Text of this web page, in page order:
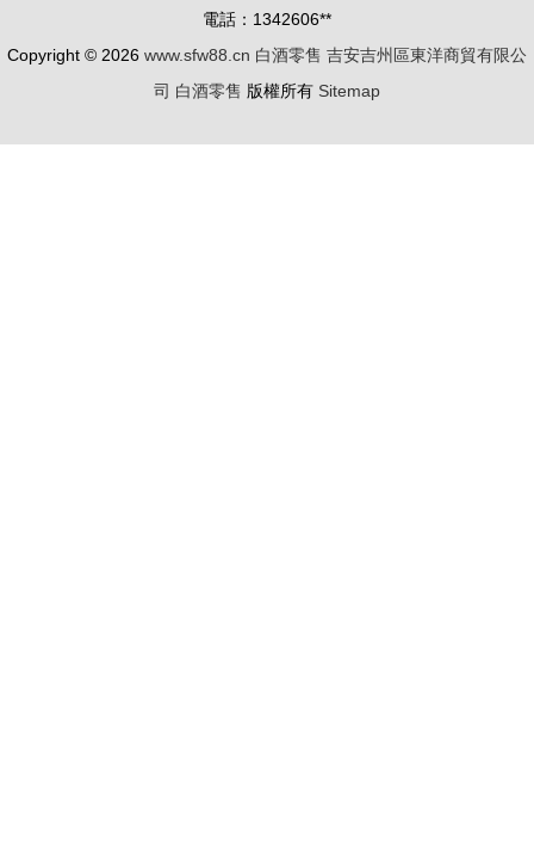
酒零售新標
桿
電話：1342606**
Copyright © 2026 www.sfw88.cn 白酒零售 吉安吉州區東洋商貿有限公
司 白酒零售 版權所有 Sitemap